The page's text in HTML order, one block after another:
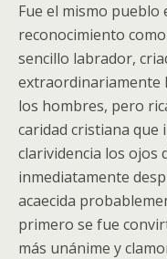
Fue el mismo
reconocimiento
sencillo labrador,
extraordinariamente
los hombres, pero
caridad cristiana que
clarividencia los ojos
inmediatamente
acaecida
primero se fue
más unánime y